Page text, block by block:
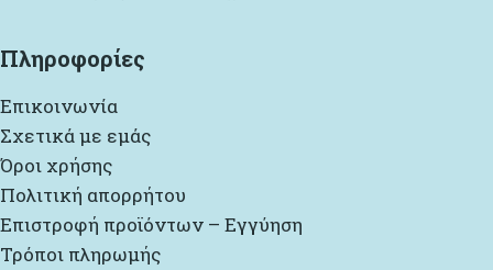
Πληροφορίες
Επικοινωνία
Σχετικά με εμάς
Όροι χρήσης
Πολιτική απορρήτου
Επιστροφή προϊόντων – Εγγύηση
Τρόποι πληρωμής